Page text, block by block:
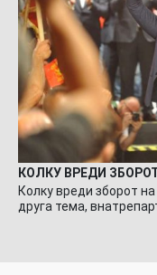
КОЛКУ ВРЕДИ
Колку вреди зборот
друга тема,